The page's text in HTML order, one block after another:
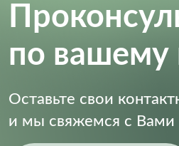
по вашему
Оставьте свои
и мы свяжемся с Вами